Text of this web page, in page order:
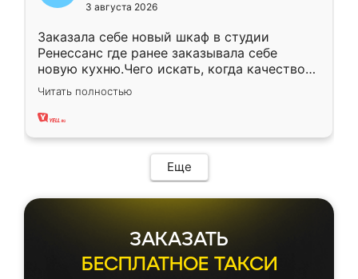
3 августа 2026
Заказала себе новый шкаф в студии
Ренессанс где ранее заказывала себе
новую кухню.Чего искать, когда качеством
вполне довольна. Служит кухня уже почти
два года, нареканий нет.
Читать полностью
Еще
ЗАКАЗАТЬ
БЕСПЛАТНОЕ ТАКСИ